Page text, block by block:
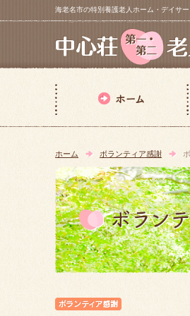
海老名市の特別養護老人ホーム・デイサ
ホーム ボランティア感謝